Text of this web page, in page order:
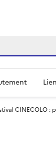
CINECOLO